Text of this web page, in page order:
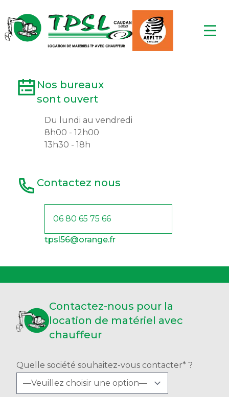
615, Rue Jacques Ange-Gabriel
P.A Kerpont Lann Sevelin, 56850
Nos bureaux
sont ouvert
Du lundi au vendredi
8h00 - 12h00
13h30 - 18h
Contactez nous
06 80 65 75 66
tpsl56@orange.fr
Contactez-nous pour la
location de matériel avec
chauffeur
Quelle société souhaitez-vous contacter* ?